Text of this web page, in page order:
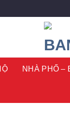
NHÀ PHỐ –